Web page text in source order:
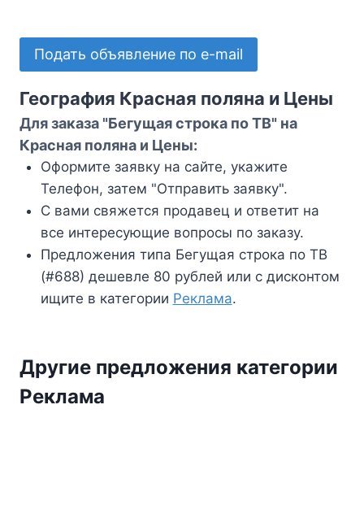
Подать объявление по e-mail
География Красная поляна и Цены
Для заказа "Бегущая строка по ТВ" на
Красная поляна и Цены:
Оформите заявку на сайте, укажите
Телефон, затем "Отправить заявку".
С вами свяжется продавец и ответит на
все интересующие вопросы по заказу.
Предложения типа Бегущая строка по ТВ
(#688) дешевле 80 рублей или с дисконтом
ищите в категории Реклама.
Другие предложения категории
Реклама